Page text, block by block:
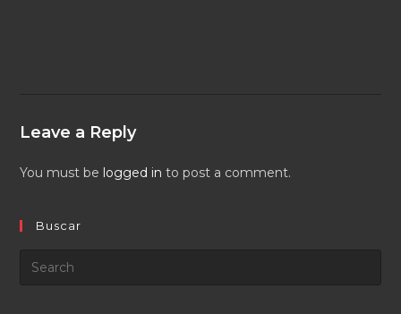
Leave a Reply
You must be logged in to post a comment.
Buscar